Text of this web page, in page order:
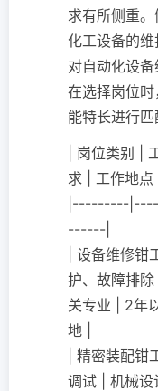
求有所侧重
化工设备的
对自动化设
在选择岗位
能特长进行匹
| 岗位类别 |
求 | 工作地点 |
|---------
------|
| 设备维修
护、故障排
关专业 | 2年
地 |
| 精密装配
调试 | 机械设